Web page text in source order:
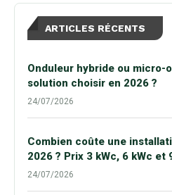
ARTICLES RÉCENTS
Onduleur hybride ou micro-
solution choisir en 2026 ?
24/07/2026
Combien coûte une
2026 ? Prix 3 kWc, 6 kWc et
24/07/2026